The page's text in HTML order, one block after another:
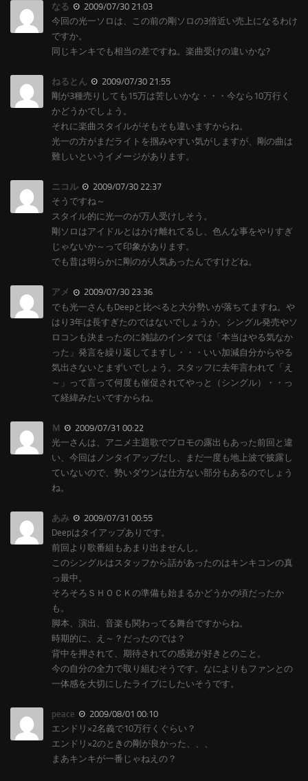
なる
2009/07/30 21:03
今回の光一ソロは、この前の剛ソロの3倍近い売上になるわけ
ですか。
同じキンキでも相当の差ですね。楽曲受けの違いかな?
ねるとん
2009/07/30 21:55
剛が3種売りしても15万は苦しいかな・・・今なら10万行く
かどうかでしょう。
それに楽曲スタイルがそもそも違いますからね。
光一の方がまだライトを掴みやすい気がしますが、剛の曲は
難しいというイメージがあります。
ニコル
2009/07/30 22:37
そうですね～
スタイル的に光一のが万人受けしそう。
剛ソロはアイドルとはかけ離れてるし、色んな事をやりすぎ
じゃないか～って印象があります。
でも昔は明らかに剛のが人気あったんですけどね。
アメ
2009/07/30 23:36
でも光一さんもDeepと比べると大分勢いが落ちてますね。や
はり3年は長すぎたのではないでしょうか。シングル発売やソ
ロコンも決まったのに雑誌のインタでは「本当はやる気なか
った」発言を繰り返してますし・・・いい加減自分からやる
気出さないとまずいでしょう。スタッフに去年言われて「え
～」って言って何度も催促されてやっと（シングル）・・っ
て経緯みたいですからね。
Ｍ
2009/07/31 00:22
光一さんは、アニメ主題歌でプロモの露出もあった前回と違
い、今回はノンタイアップだし、まだ一度も地上波で披露し
ていないので、勢いダウンは仕方ない部分もあるのでしょう
ね。
あみ
2009/07/31 00:55
Deepはタイアップありです。
前回より歌番組もあまり出ませんし。
このシングルはスタッフから話があったのはキンキコンの真
っ最中。
そろそろＳＨＯＣＫの準備も始まるかどうかの頃だったか
も。
脚本、演出、音楽も関わってる舞台ですからね。
時期的に、え～？だったのでは？
背中を押されて、期待されての感覚が好きとのこと。
今の自分の全力で取り組むそうです。なによりもファンとの
一体感を大切にしたライブにしたいそうです。
peace
2009/08/01 00:10
エンドリ×2名義で10万行くぐらい？
エンドリ×2のときの剛が良かった、、、
まあキンキが一番じゃねえの？